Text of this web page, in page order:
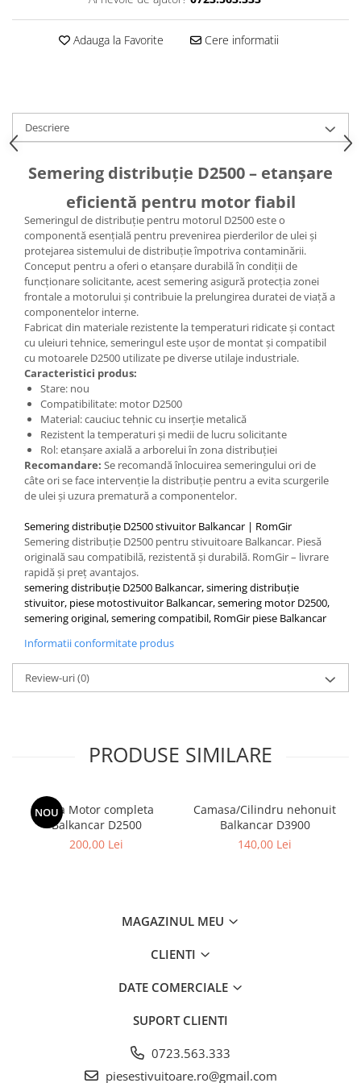
Cilindrii Directie
Fuzete Stivuitor
Alternatoare Motostivuitor
Bujii Motostivuitoare
Contact Pornire
Electromotoare Stivuitor
Lampi Faruri si Proiectoare
Piese Electrice Motostivuitor
Sistem Franare
Cilindrii Frana
Frana de Mana
Piese Frane Stivuitor
Pistoane Frana
Placute de Frana
Pompe Frana
Saboti Frana
Tamburi Frana
Sistem Hidraulic
Distribuitoare Hidraulice
Pompe Hidraulice
Sistem Racire
Piese Racire
Pompe Apa
Radiatoare Racire
Termostate Răcire
Ventilatoare Răcire
Intretinere Balkancar
Acumulatori / Baterii
Filtre Hidraulice
Filtre Transmisie
Filtre Ulei Motor
Servis Mobil Stivuitoare
Adauga la Favorite Cere informatii
Descriere
Semering distribuție D2500 – etanșare
eficientă pentru motor fiabil
Semeringul de distribuție pentru motorul D2500 este o
componentă esențială pentru prevenirea pierderilor de ulei și
protejarea sistemului de distribuție împotriva contaminării.
Conceput pentru a oferi o etanșare durabilă în condiții de
funcționare solicitante, acest semering asigură protecția zonei
frontale a motorului și contribuie la prelungirea duratei de viață a
componentelor interne.
Fabricat din materiale rezistente la temperaturi ridicate și contact
cu uleiuri tehnice, semeringul este ușor de montat și compatibil
cu motoarele D2500 utilizate pe diverse utilaje industriale.
Caracteristici produs:
Stare: nou
Compatibilitate: motor D2500
Material: cauciuc tehnic cu inserție metalică
Rezistent la temperaturi și medii de lucru solicitante
Rol: etanșare axială a arborelui în zona distribuției
Recomandare: Se recomandă înlocuirea semeringului ori de
câte ori se face intervenție la distribuție pentru a evita scurgerile
de ulei și uzura prematură a componentelor.
Semering distribuție D2500 stivuitor Balkancar | RomGir
Semering distribuție D2500 pentru stivuitoare Balkancar. Piesă
originală sau compatibilă, rezistentă și durabilă. RomGir – livrare
rapidă și preț avantajos.
semering distribuție D2500 Balkancar, simering distribuție
stivuitor, piese motostivuitor Balkancar, semering motor D2500,
semering original, semering compatibil, RomGir piese Balkancar
Informatii conformitate produs
Review-uri(0)
PRODUSE SIMILARE
NOU
Biela Motor completa
Balkancar D2500
200,00 Lei
Camasa/Cilindru nehonuit
Balkancar D3900
140,00 Lei
MAGAZINUL MEU
CLIENTI
DATE COMERCIALE
SUPORT CLIENTI
0723.563.333
piesestivuitoare.ro@gmail.com